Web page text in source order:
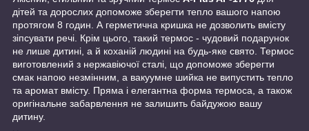
дітей та дорослих допоможе зберегти тепло вашого напою
протягом 8 годин. А герметична кришка не дозволить вмісту
зіпсувати речі. Крім цього, такий термос - чудовий подарунок
не лише дитині, а й коханій людині на будь-яке свято. Термос
виготовлений з нержавіючої сталі, що допоможе зберегти
смак напою незмінним, а вакуумне шийка не випустить тепло
та аромат вмісту. Пряма і елегантна форма термоса, а також
оригінальне забарвлення не залишить байдужою вашу
дитину.